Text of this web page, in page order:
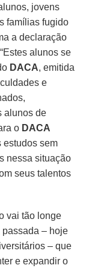
jovens
famílias fugido
a declaração
alunos se
DACA, emitida
e
alunos de
o DACA
estudos sem
nessa situação
seus talentos
vai tão longe
– hoje
– que
e expandir o